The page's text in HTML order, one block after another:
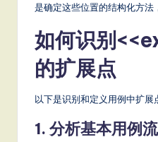
in
A
ft
是确定这些位置的结构化方法
如何识别
的扩展点
以下是识别和定义用例中扩展
1. 分析基本用例